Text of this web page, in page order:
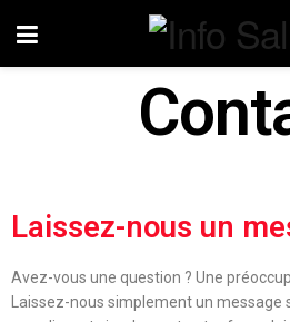
Laissez-nous un
Avez-vous une question ? Une
Laissez-nous simplement un message